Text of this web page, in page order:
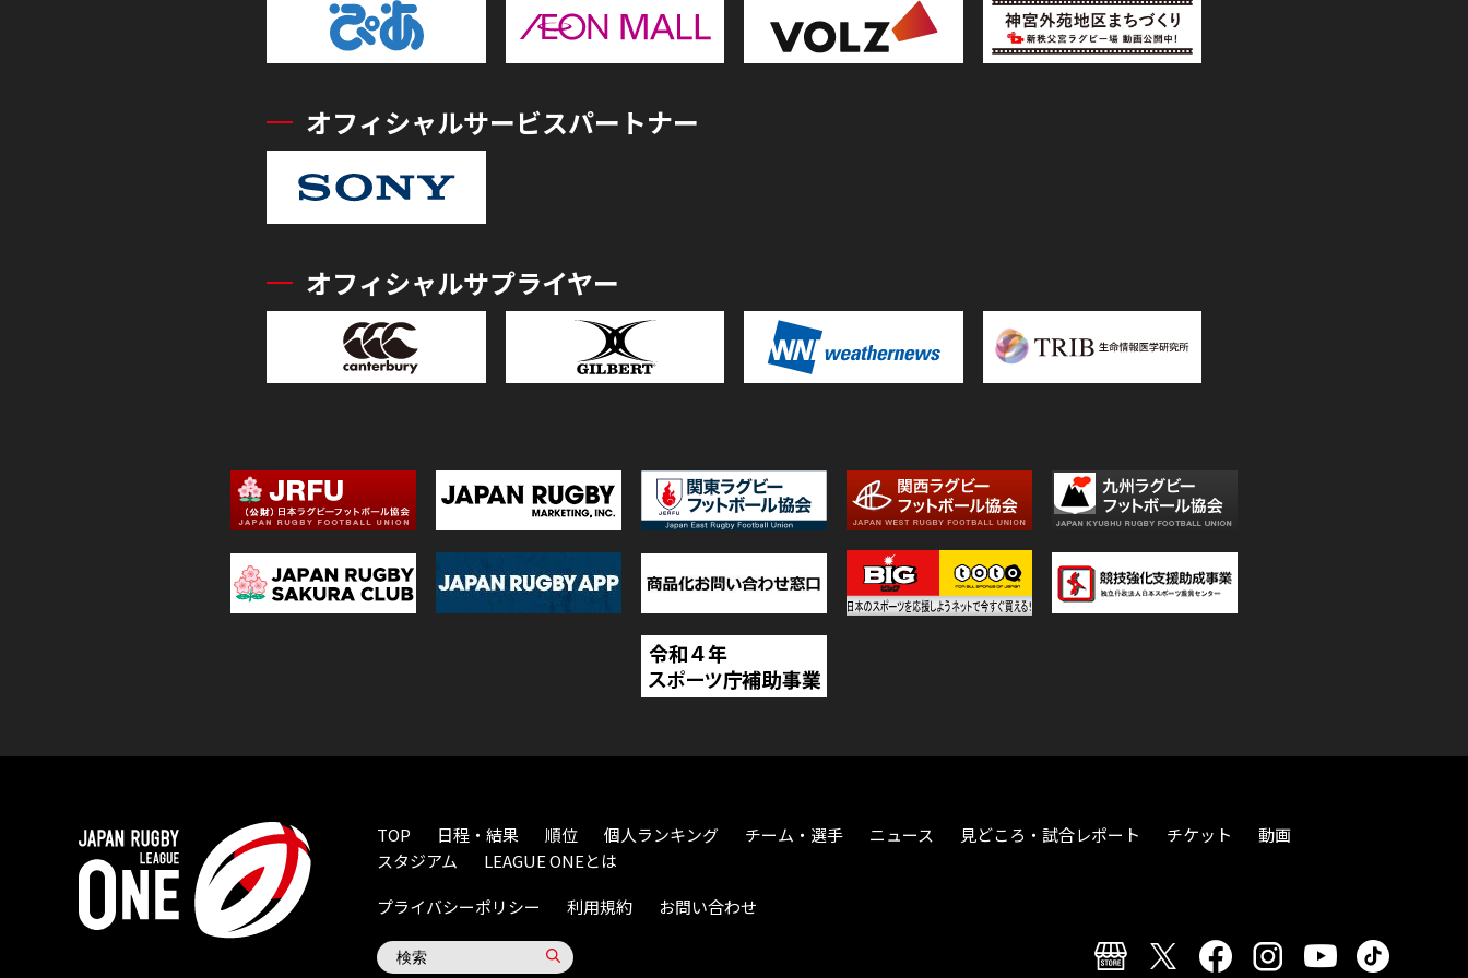
オフィシャルサービスパートナー
オフィシャルサプライヤー
TOP 日程・結果 順位 個人ランキング チーム・選手 ニュース 見どころ・試合レポート チケット
動画
スタジアム
LEAGUE ONEとは
プライバシーポリシー
利用規約 お問い合わせ